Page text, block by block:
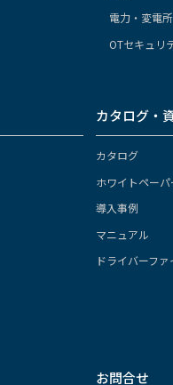
電力・変電所
OTセキュリ
カタログ・
カタログ
ホワイトペーパ
導入事例
マニュアル
ドライバーファ
お問合せ